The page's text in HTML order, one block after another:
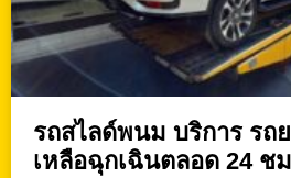
รถสไลด์พนม บริการ รถ
เหลือฉุกเฉินตลอด 24 ช